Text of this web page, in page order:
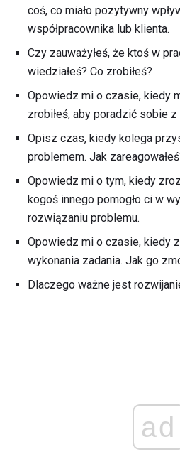
coś, co miało pozytywny
współpracownika lub klienta.
Czy zauważyłeś, że ktoś w
wiedziałeś? Co zrobiłeś?
Opowiedz mi o czasie, kiedy
zrobiłeś, aby poradzić sobie z
Opisz czas, kiedy kolega
problemem. Jak
Opowiedz mi o tym, kiedy
kogoś innego pomogło ci w
rozwiązaniu problemu.
Opowiedz mi o czasie, kiedy
wykonania zadania. Jak go
Dlaczego ważne jest
ad